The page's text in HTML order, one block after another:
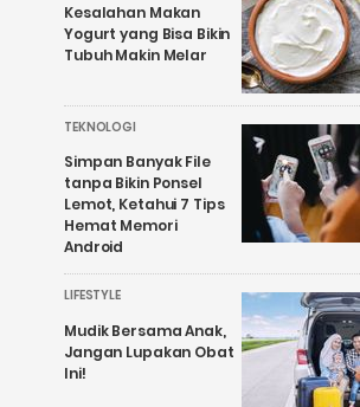
Kesalahan Makan
Yogurt yang Bisa Bikin
Tubuh Makin Melar
TEKNOLOGI
Simpan Banyak File
tanpa Bikin Ponsel
Lemot, Ketahui 7 Tips
Hemat Memori
Android
LIFESTYLE
Mudik Bersama Anak,
Jangan Lupakan Obat
Ini!